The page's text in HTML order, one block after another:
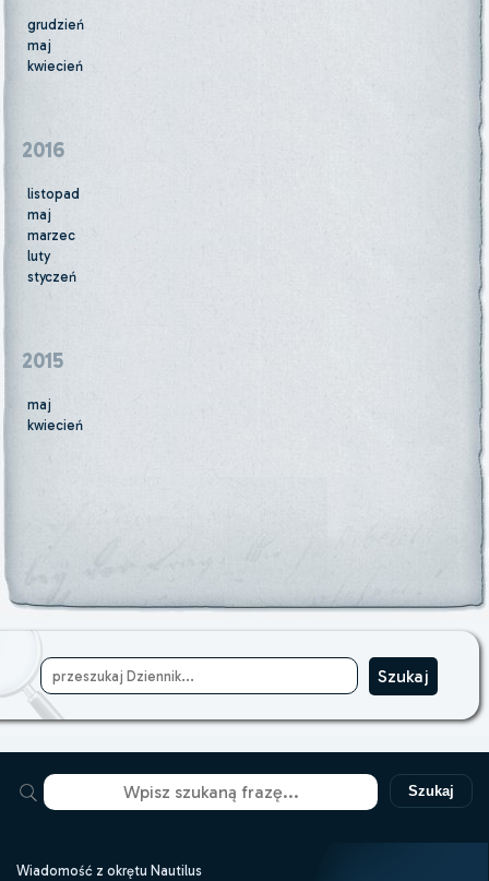
grudzień
maj
kwiecień
2016
listopad
maj
marzec
luty
styczeń
2015
maj
kwiecień
Szukaj
Wiadomość z okrętu Nautilus